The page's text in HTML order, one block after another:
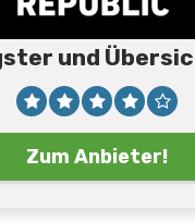
Zum Anbieter!